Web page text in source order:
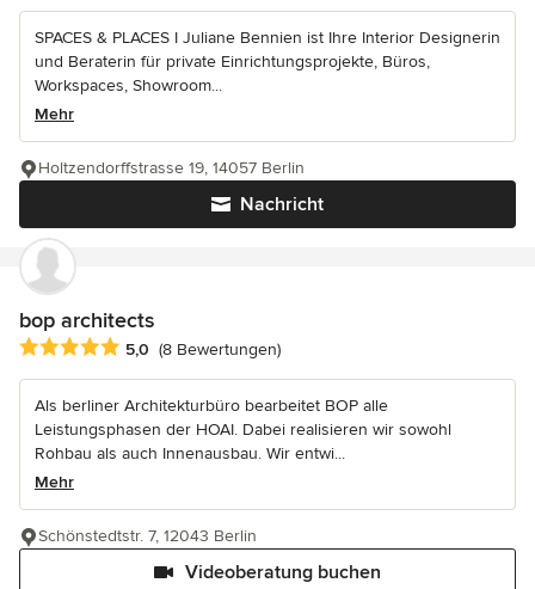
SPACES & PLACES I Juliane Bennien ist Ihre Interior Designerin
und Beraterin für private Einrichtungsprojekte, Büros,
Workspaces, Showroom...
Mehr
Nachricht
Holtzendorffstrasse 19, 14057 Berlin
bop architects
Durchschnittliche Bewertung: 5 von 5 Sternen
5,0 (8 Bewertungen)
Als berliner Architekturbüro bearbeitet BOP alle
Leistungsphasen der HOAI. Dabei realisieren wir sowohl
Rohbau als auch Innenausbau. Wir entwi...
Mehr
Videoberatung buchen
Schönstedtstr. 7, 12043 Berlin